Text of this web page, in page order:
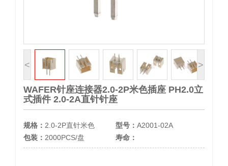
< >
WAFER针座连接器2.0-2P米色插座 PH2.0立
式插件 2.0-2A直针针座
规格： 2.0-2P直针米色 型号： A2001-02A
包装： 2000PCS/盘 寿命：